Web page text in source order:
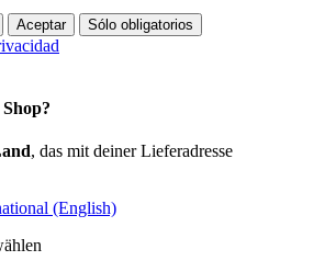
Aceptar Sólo obligatorios
, das mit deiner Lieferadresse
(English)